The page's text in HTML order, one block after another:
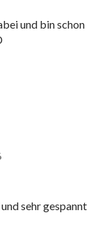
und bin schon
sehr gespannt